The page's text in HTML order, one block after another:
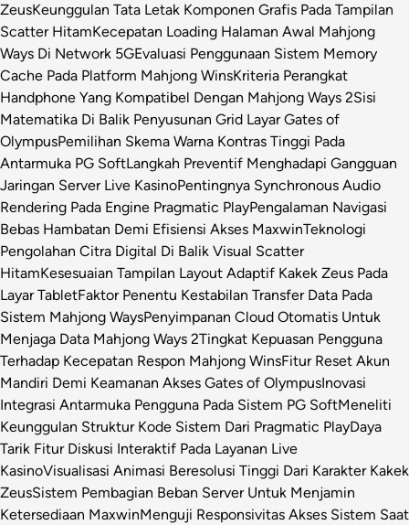
ZeusKeunggulan Tata Letak Komponen Grafis Pada Tampilan
Scatter HitamKecepatan Loading Halaman Awal Mahjong
Ways Di Network 5GEvaluasi Penggunaan Sistem Memory
Cache Pada Platform Mahjong WinsKriteria Perangkat
Handphone Yang Kompatibel Dengan Mahjong Ways 2Sisi
Matematika Di Balik Penyusunan Grid Layar Gates of
OlympusPemilihan Skema Warna Kontras Tinggi Pada
Antarmuka PG SoftLangkah Preventif Menghadapi Gangguan
Jaringan Server Live KasinoPentingnya Synchronous Audio
Rendering Pada Engine Pragmatic PlayPengalaman Navigasi
Bebas Hambatan Demi Efisiensi Akses MaxwinTeknologi
Pengolahan Citra Digital Di Balik Visual Scatter
HitamKesesuaian Tampilan Layout Adaptif Kakek Zeus Pada
Layar TabletFaktor Penentu Kestabilan Transfer Data Pada
Sistem Mahjong WaysPenyimpanan Cloud Otomatis Untuk
Menjaga Data Mahjong Ways 2Tingkat Kepuasan Pengguna
Terhadap Kecepatan Respon Mahjong WinsFitur Reset Akun
Mandiri Demi Keamanan Akses Gates of OlympusInovasi
Integrasi Antarmuka Pengguna Pada Sistem PG SoftMeneliti
Keunggulan Struktur Kode Sistem Dari Pragmatic PlayDaya
Tarik Fitur Diskusi Interaktif Pada Layanan Live
KasinoVisualisasi Animasi Beresolusi Tinggi Dari Karakter Kakek
ZeusSistem Pembagian Beban Server Untuk Menjamin
Ketersediaan MaxwinMenguji Responsivitas Akses Sistem Saat